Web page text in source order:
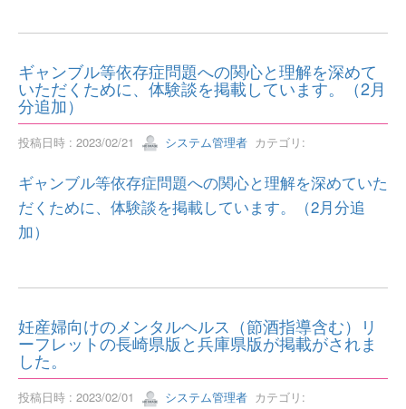
ギャンブル等依存症問題への関心と理解を深めて
いただくために、体験談を掲載しています。（2月
分追加）
投稿日時 : 2023/02/21 システム管理者 カテゴリ:
ギャンブル等依存症問題への関心と理解を深めていた
だくために、体験談を掲載しています。（2月分追
加）
妊産婦向けのメンタルヘルス（節酒指導含む）リ
ーフレットの長崎県版と兵庫県版が掲載がされま
した。
投稿日時 : 2023/02/01 システム管理者 カテゴリ: